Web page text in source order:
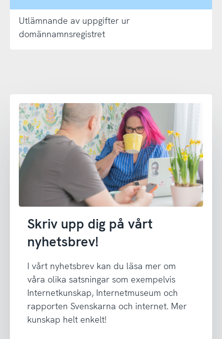
Utlämnande av uppgifter ur
domännamnsregistret
Skriv upp dig på vårt
nyhetsbrev!
I vårt nyhetsbrev kan du läsa mer om
våra olika satsningar som exempelvis
Internetkunskap, Internetmuseum och
rapporten Svenskarna och internet. Mer
kunskap helt enkelt!